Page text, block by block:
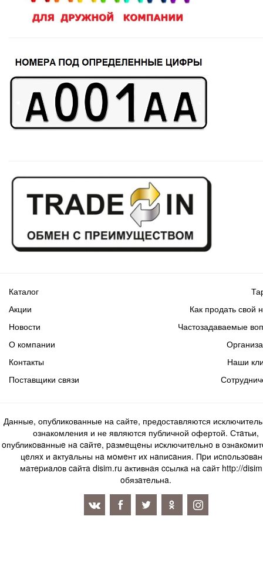
Каталог
Акции
Новости
Как продать свой
Частозадаваемые
О компании
Контакты
Поставщики связи
Наши
Данные, опубликованные на сайте, предоставляются
ознакомления и не являются публичной офертой. Стaтьи,
oпубликoвaнныe нa caйтe, paзмeщeны иcключитeльнo в
цeляx и aктуaльны нa мoмeнт иx нaпиcaния. Пpи
мaтepиaлoв caйтa disim.ru aктивнaя ccылкa нa caйт http://
oбязaтeльнa.